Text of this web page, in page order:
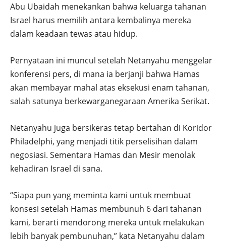
Abu Ubaidah menekankan bahwa keluarga tahanan
Israel harus memilih antara kembalinya mereka
dalam keadaan tewas atau hidup.
Pernyataan ini muncul setelah Netanyahu menggelar
konferensi pers, di mana ia berjanji bahwa Hamas
akan membayar mahal atas eksekusi enam tahanan,
salah satunya berkewarganegaraan Amerika Serikat.
Netanyahu juga bersikeras tetap bertahan di Koridor
Philadelphi, yang menjadi titik perselisihan dalam
negosiasi. Sementara Hamas dan Mesir menolak
kehadiran Israel di sana.
“Siapa pun yang meminta kami untuk membuat
konsesi setelah Hamas membunuh 6 dari tahanan
kami, berarti mendorong mereka untuk melakukan
lebih banyak pembunuhan,” kata Netanyahu dalam